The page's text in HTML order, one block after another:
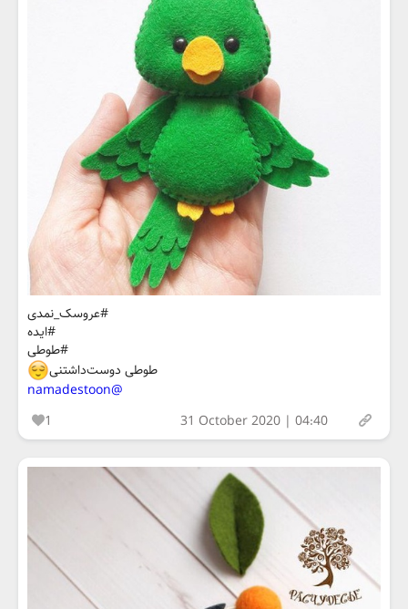
#عروسک_نمدی
#ایده
#طوطی
طوطی دوست‌داشتنی
@namadestoon
1
31 October 2020 | 04:40